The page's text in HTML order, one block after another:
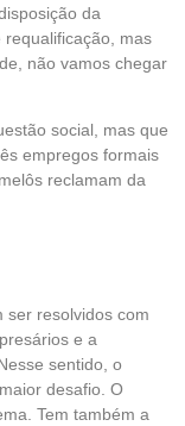
da
mas
não vamos chegar
social, mas que
empregos formais
reclamam da
ser resolvidos com
e a
sentido, o
desafio. O
Tem também a